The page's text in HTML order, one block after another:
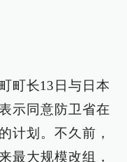
町长13日与日本
示同意防卫省在
计划。不久前，
最大规模改组，